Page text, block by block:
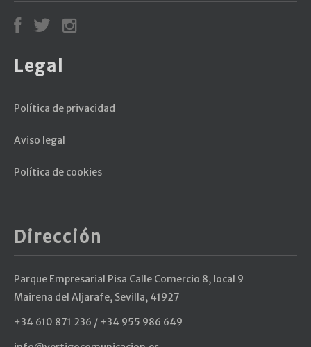
Legal
Política de privacidad
Aviso legal
Política de cookies
Dirección
Parque Empresarial Pisa Calle Comercio 8, local 9
Mairena del Aljarafe, Sevilla, 41927
+34 610 871 236 / +34 955 986 649